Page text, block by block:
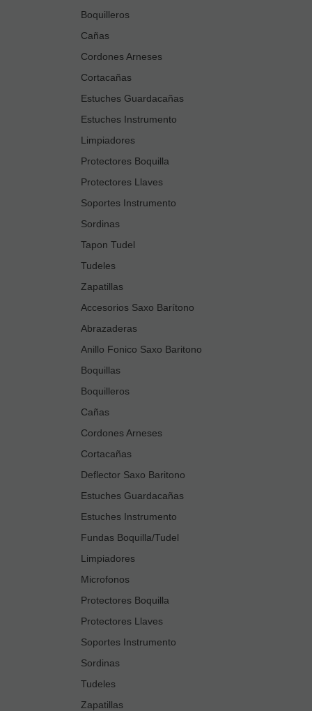
Boquilleros
Cañas
Cordones Arneses
Cortacañas
Estuches Guardacañas
Estuches Instrumento
Limpiadores
Protectores Boquilla
Protectores Llaves
Soportes Instrumento
Sordinas
Tapon Tudel
Tudeles
Zapatillas
Accesorios Saxo Barítono
Abrazaderas
Anillo Fonico Saxo Baritono
Boquillas
Boquilleros
Cañas
Cordones Arneses
Cortacañas
Deflector Saxo Baritono
Estuches Guardacañas
Estuches Instrumento
Fundas Boquilla/Tudel
Limpiadores
Microfonos
Protectores Boquilla
Protectores Llaves
Soportes Instrumento
Sordinas
Tudeles
Zapatillas